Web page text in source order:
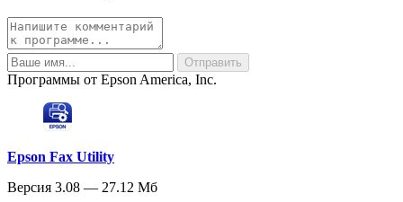
Программы от Epson America, Inc.
Epson Fax Utility
Версия 3.08 — 27.12 Мб